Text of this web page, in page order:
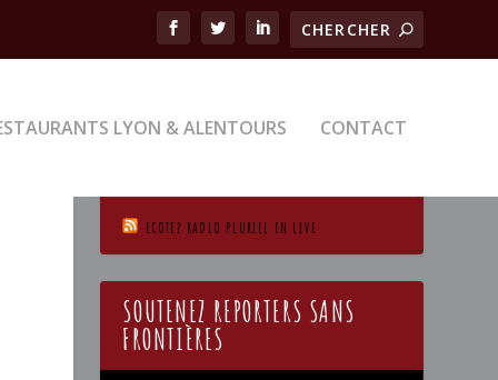
LYON & ALENTOURS CONTACT
ECOTEZ RADIO PLURIEL EN LIVE
SOUTENEZ REPORTERS SANS
FRONTIÈRES